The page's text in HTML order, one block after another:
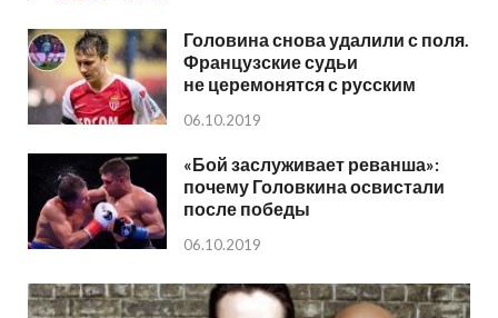
Головина снова удалили с поля.
Французские судьи
не церемонятся с русским
06.10.2019
«Бой заслуживает реванша»:
почему Головкина освистали
после победы
06.10.2019